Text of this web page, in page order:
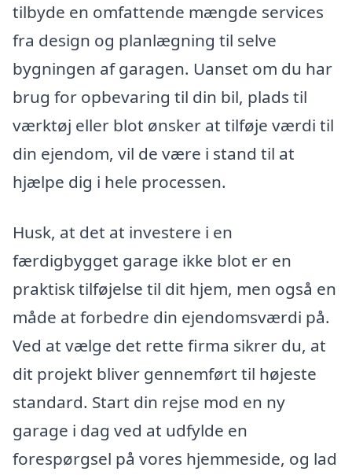
tilbyde en omfattende mængde services
fra design og planlægning til selve
bygningen af garagen. Uanset om du har
brug for opbevaring til din bil, plads til
værktøj eller blot ønsker at tilføje værdi til
din ejendom, vil de være i stand til at
hjælpe dig i hele processen.
Husk, at det at investere i en
færdigbygget garage ikke blot er en
praktisk tilføjelse til dit hjem, men også en
måde at forbedre din ejendomsværdi på.
Ved at vælge det rette firma sikrer du, at
dit projekt bliver gennemført til højeste
standard. Start din rejse mod en ny
garage i dag ved at udfylde en
forespørgsel på vores hjemmeside, og lad